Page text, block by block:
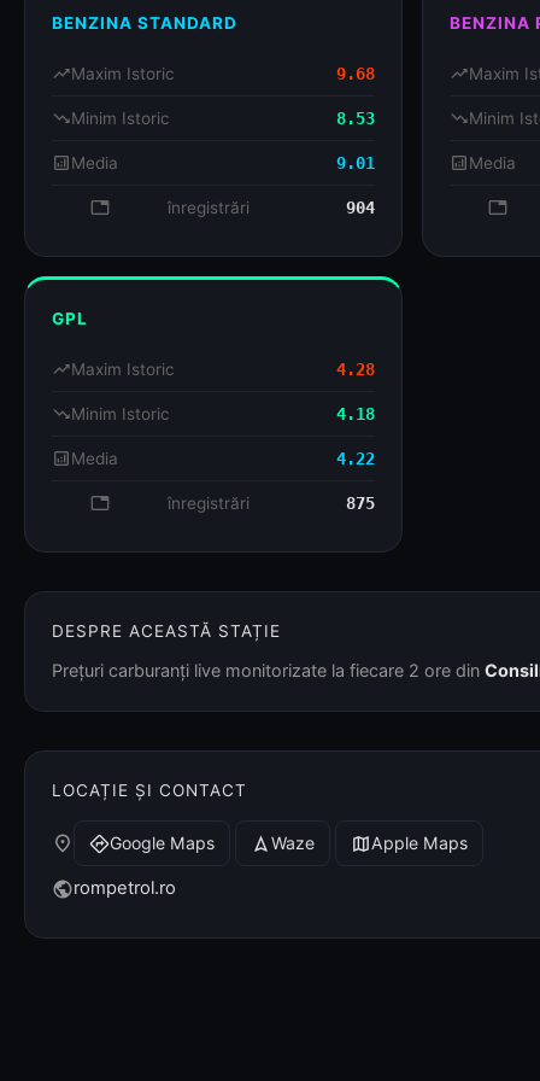
BENZINA STANDARD
trending_upMaxim Istoric 9.68
trending_downMinim Istoric 8.53
analyticsMedia 9.01
database înregistrări 904
BENZINA
trending_upMaxim
trending_downMinim
analyticsMedia
GPL
trending_upMaxim Istoric 4.28
trending_downMinim Istoric 4.18
analyticsMedia 4.22
database înregistrări 875
DESPRE ACEASTĂ STAȚIE
Prețuri carburanți live monitorizate la fiecare 2 ore din
LOCAȚIE ȘI CONTACT
place directionsGoogle Maps navigation Waze mapApple Maps
publicrompetrol.ro